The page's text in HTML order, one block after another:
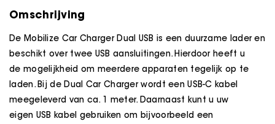
Omschrijving
De Mobilize Car Charger Dual USB is een duurzame lader en
beschikt over twee USB aansluitingen. Hierdoor heeft u
de mogelijkheid om meerdere apparaten tegelijk op te
laden. Bij de Dual Car Charger wordt een USB-C kabel
meegeleverd van ca. 1 meter. Daarnaast kunt u uw
eigen USB kabel gebruiken om bijvoorbeeld een